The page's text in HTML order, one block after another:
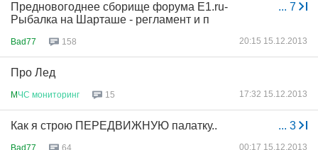
... 7
Предновогоднее сборище форума E1.ru-
Рыбалка на Шарташе - регламент и п
Bad77 158 20:15 15.12.2013
Про Лед
MЧС мониторинг 15 17:32 15.12.2013
... 3
Как я строю ПЕРЕДВИЖНУЮ палатку..
Bad77 64 00:17 15.12.2013